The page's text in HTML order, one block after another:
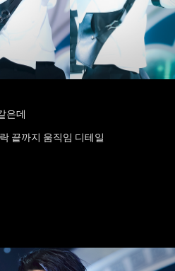
은데
끝까지 움직임 디테일